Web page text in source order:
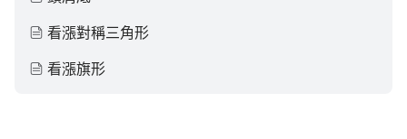
看漲對稱三角形
看漲旗形